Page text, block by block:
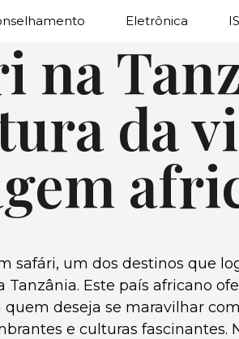
Eletrônica
na
da
safári, um dos destinos que
Tanzânia. Este país africano
quem deseja se maravilhar
e culturas fascinantes.